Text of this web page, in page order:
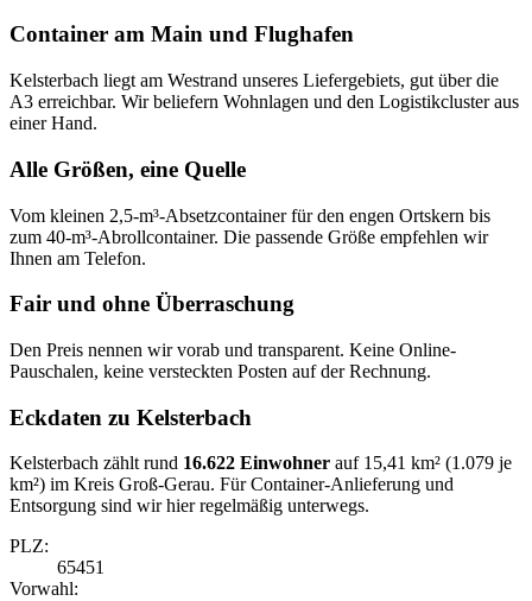
Container am Main und Flughafen
Kelsterbach liegt am Westrand unseres Liefergebiets, gut über die
A3 erreichbar. Wir beliefern Wohnlagen und den Logistikcluster aus
einer Hand.
Alle Größen, eine Quelle
Vom kleinen 2,5-m³-Absetzcontainer für den engen Ortskern bis
zum 40-m³-Abrollcontainer. Die passende Größe empfehlen wir
Ihnen am Telefon.
Fair und ohne Überraschung
Den Preis nennen wir vorab und transparent. Keine Online-
Pauschalen, keine versteckten Posten auf der Rechnung.
Eckdaten zu Kelsterbach
Kelsterbach zählt rund 16.622 Einwohner auf 15,41 km² (1.079 je
km²) im Kreis Groß-Gerau. Für Container-Anlieferung und
Entsorgung sind wir hier regelmäßig unterwegs.
PLZ:
65451
Vorwahl: